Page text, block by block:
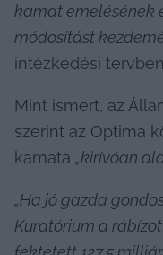
kamat emelésének
módosítást
intézkedési
Mint ismert, az
szerint az Optima
kamata „kirívóan
„Ha jó gazda
Kuratórium a